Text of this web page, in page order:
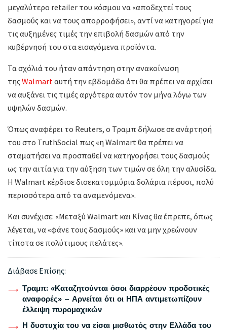
μεγαλύτερο retailer του κόσμου να «αποδεχτεί τους
δασμούς και να τους απορροφήσει», αντί να κατηγορεί για
τις αυξημένες τιμές την επιβολή δασμών από την
κυβέρνησή του στα εισαγόμενα προϊόντα.
Τα σχόλιά του ήταν απάντηση στην ανακοίνωση
τηςWalmartαυτή την εβδομάδα ότι θα πρέπει να αρχίσει
να αυξάνει τις τιμές αργότερα αυτόν τον μήνα λόγω των
υψηλών δασμών.
Όπως αναφέρει το Reuters, ο Τραμπ δήλωσε σε ανάρτησή
του στο TruthSocial πως «η Walmart θα πρέπει να
σταματήσει να προσπαθεί να κατηγορήσει τους δασμούς
ως την αιτία για την αύξηση των τιμών σε όλη την αλυσίδα.
Η Walmart κέρδισε δισεκατομμύρια δολάρια πέρυσι, πολύ
περισσότερα από τα αναμενόμενα».
Και συνέχισε: «Μεταξύ Walmart και Κίνας θα έπρεπε, όπως
λέγεται, να «φάνε τους δασμούς» και να μην χρεώνουν
τίποτα σε πολύτιμους πελάτες».
Διάβασε Επίσης:
Τραμπ: «Καταζητούνται όσοι διαρρέουν προδοτικές
αναφορές» – Αρνείται ότι οι ΗΠΑ αντιμετωπίζουν
έλλειψη πυρομαχικών
Η δυστυχία του να είσαι μισθωτός στην Ελλάδα του